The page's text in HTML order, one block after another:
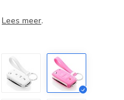
Lees meer.